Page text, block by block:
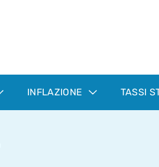
INFLAZIONE TASSI